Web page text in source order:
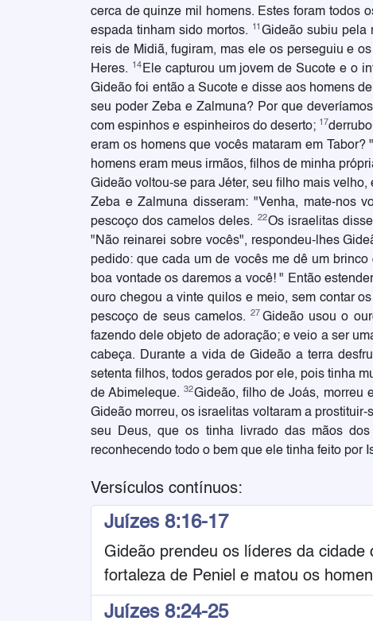
cerca de quinze mil homens. Estes foram todos
espada tinham sido mortos. 11 Gideão subiu pela
reis de Midiã, fugiram, mas ele os perseguiu e
Heres. 14 Ele capturou um jovem de Sucote e o
Gideão foi então a Sucote e disse aos homens
seu poder Zeba e Zalmuna? Por que
com espinhos e espinheiros do deserto; 17
eram os homens que vocês mataram em
homens eram meus irmãos, filhos de minha
Gideão voltou-se para Jéter, seu filho mais
Zeba e Zalmuna disseram: "Venha, mate-nos
pescoço dos camelos deles. 22Os israelitas
"Não reinarei sobre vocês", respondeu-lhes
pedido: que cada um de vocês me dê um
boa vontade os daremos a você! " Então
ouro chegou a vinte quilos e meio, sem contar
pescoço de seus camelos.27 Gideão usou o
fazendo dele objeto de adoração; e veio a ser
cabeça. Durante a vida de Gideão a terra
setenta filhos, todos gerados por ele, pois tinha
de Abimeleque.32Gideão, filho de Joás, morreu
Gideão morreu, os israelitas voltaram a
seu Deus, que os tinha livrado das mãos
reconhecendo todo o bem que ele tinha feito por
Versículos contínuos:
Juízes 8:16-17
Gideão prendeu os líderes da
fortaleza de Peniel e matou os
Juízes 8:24-25